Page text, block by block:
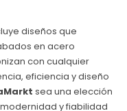
diseños que
en acero
con cualquier
eficiencia y diseño
sea una elección
y fiabilidad